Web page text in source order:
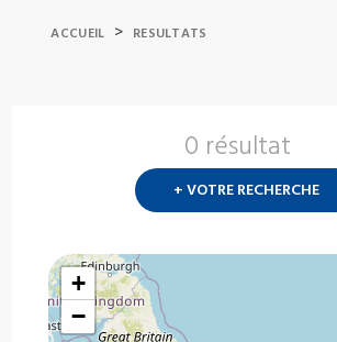
ACCUEIL > RESULTATS
0 résultat
+ VOTRE RECHERCHE
+
−